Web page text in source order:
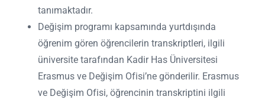
tanımaktadır.
Değişim programı kapsamında yurtdışında
öğrenim gören öğrencilerin transkriptleri, ilgili
üniversite tarafından Kadir Has Üniversitesi
Erasmus ve Değişim Ofisi’ne gönderilir. Erasmus
ve Değişim Ofisi, öğrencinin transkriptini ilgili